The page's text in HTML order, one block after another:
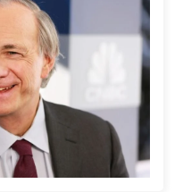
giá đất ở Thanh Hoá
tiếp tục tăng mạnh
hạng tín nhiệm của